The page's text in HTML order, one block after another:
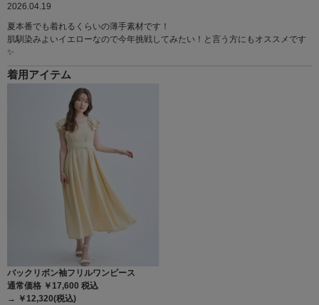
2026.04.19
夏本番でも着れるくらいの薄手素材です！
肌馴染みよいイエローなので今年挑戦してみたい！と言う方にもオススメです
✨
着用アイテム
バックリボン袖フリルワンピース
通常価格 ￥17,600 税込
→ ￥12,320(税込)